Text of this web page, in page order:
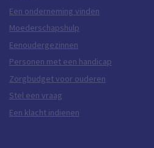
Een onderneming vinden
Moederschapshulp
Eenoudergezinnen
Personen met een handicap
Zorgbudget voor ouderen
Stel een vraag
Een klacht indienen